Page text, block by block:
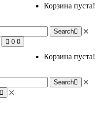
Корзина пуста!
Search
0 0
Корзина пуста!
Search